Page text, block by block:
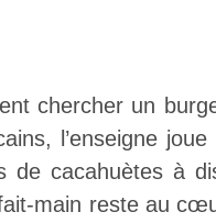
chercher un
l’enseigne
cacahuètes à
main reste au